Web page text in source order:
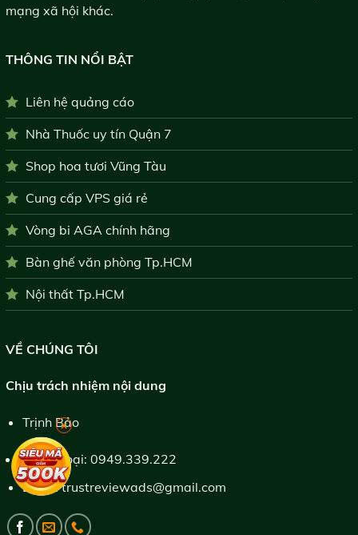
mạng xã hội khác.
THÔNG TIN NỔI BẬT
Liên hệ quảng cáo
Nhà Thuốc uy tín Quận 7
Shop hoa tươi Vũng Tàu
Cung cấp VPS giá rẻ
Vòng bi AGA chính hãng
Bàn ghế văn phòng Tp.HCM
Nội thất Tp.HCM
VỀ CHÚNG TÔI
Chịu trách nhiệm nội dung
Trịnh Bảo
Điện thoại: 0949.339.222
Email:trustreviewads@gmail.com
×